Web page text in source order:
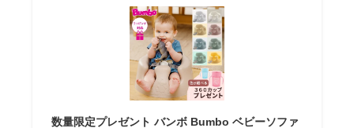
数量限定プレゼント バンボ Bumbo ベビーソファ